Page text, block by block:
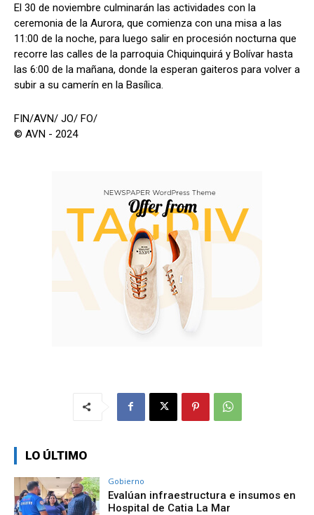
El 30 de noviembre culminarán las actividades con la
ceremonia de la Aurora, que comienza con una misa a las
11:00 de la noche, para luego salir en procesión nocturna que
recorre las calles de la parroquia Chiquinquirá y Bolívar hasta
las 6:00 de la mañana, donde la esperan gaiteros para volver a
subir a su camerín en la Basílica.
FIN/AVN/ JO/ FO/
© AVN - 2024
LO ÚLTIMO
Gobierno
Evalúan infraestructura e insumos en
Hospital de Catia La Mar